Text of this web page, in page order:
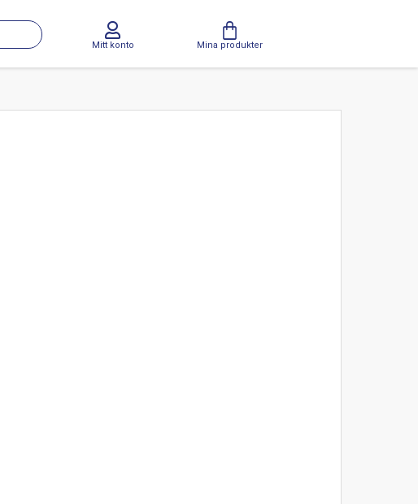
Mitt konto Mina produkter